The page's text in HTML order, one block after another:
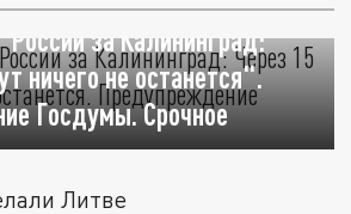
за Калининград:
ничего не останется".
Госдумы. Срочное
Литве